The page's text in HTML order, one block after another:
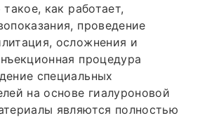
как работает,
проведение
осложнения и
процедура
специальных
на основе гиалуроновой
являются полностью